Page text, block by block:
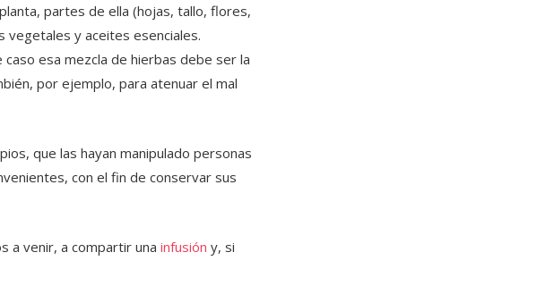
partes de ella (hojas, tallo, flores,
y aceites esenciales.
esa mezcla de hierbas debe ser la
por ejemplo, para atenuar el mal
que las hayan manipulado personas
con el fin de conservar sus
a venir, a compartir una infusión y, si